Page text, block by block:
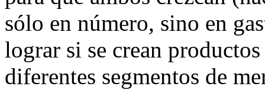
sólo en número, sino en
lograr si se crean
diferentes segmentos de